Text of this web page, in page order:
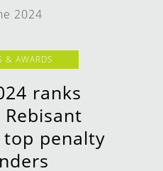
2024
& AWARDS
ranks
penalty